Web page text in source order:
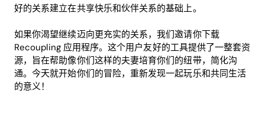
好的关系建立在共享快乐和伙伴关系的基础上。
如果你渴望继续迈向更充实的关系，我们邀请你下载
Recoupling 应用程序。这个用户友好的工具提供了一整套资
源，旨在帮助像你们这样的夫妻培育你们的纽带，简化沟
通。今天就开始你们的冒险，重新发现一起玩乐和共同生活
的意义！